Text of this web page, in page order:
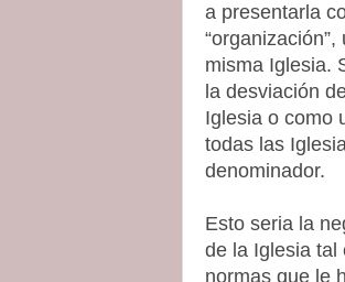
a presentarla
misma Iglesia.
la desviación
Iglesia o como
todas las
denominador.
Esto seria la
de la Iglesia tal
normas que le